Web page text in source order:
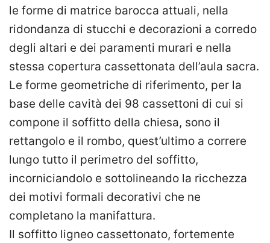
le forme di matrice barocca attuali, nella
ridondanza di stucchi e decorazioni a corredo
degli altari e dei paramenti murari e nella
stessa copertura cassettonata dell’aula sacra.
Le forme geometriche di riferimento, per la
base delle cavità dei 98 cassettoni di cui si
compone il soffitto della chiesa, sono il
rettangolo e il rombo, quest’ultimo a correre
lungo tutto il perimetro del soffitto,
incorniciandolo e sottolineando la ricchezza
dei motivi formali decorativi che ne
completano la manifattura.
Il soffitto ligneo cassettonato, fortemente